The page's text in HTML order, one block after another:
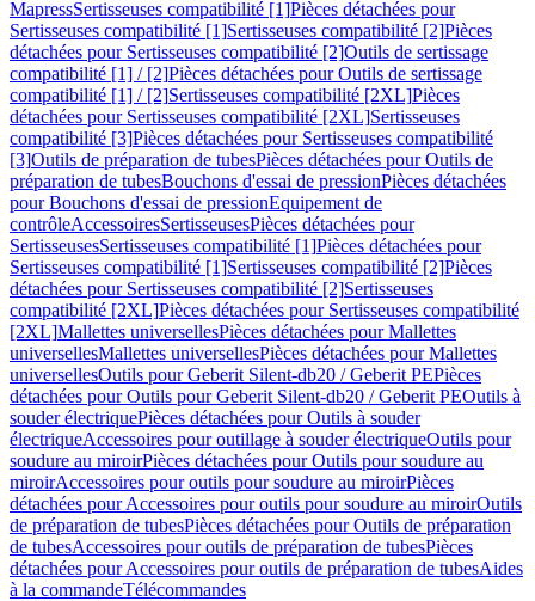
MapressSertisseuses compatibilité [1]Pièces détachées pour
Sertisseuses compatibilité [1]Sertisseuses compatibilité [2]Pièces
détachées pour Sertisseuses compatibilité [2]Outils de sertissage
compatibilité [1] / [2]Pièces détachées pour Outils de sertissage
compatibilité [1] / [2]Sertisseuses compatibilité [2XL]Pièces
détachées pour Sertisseuses compatibilité [2XL]Sertisseuses
compatibilité [3]Pièces détachées pour Sertisseuses compatibilité
[3]Outils de préparation de tubesPièces détachées pour Outils de
préparation de tubesBouchons d'essai de pressionPièces détachées
pour Bouchons d'essai de pressionEquipement de
contrôleAccessoiresSertisseusesPièces détachées pour
SertisseusesSertisseuses compatibilité [1]Pièces détachées pour
Sertisseuses compatibilité [1]Sertisseuses compatibilité [2]Pièces
détachées pour Sertisseuses compatibilité [2]Sertisseuses
compatibilité [2XL]Pièces détachées pour Sertisseuses compatibilité
[2XL]Mallettes universellesPièces détachées pour Mallettes
universellesMallettes universellesPièces détachées pour Mallettes
universellesOutils pour Geberit Silent-db20 / Geberit PEPièces
détachées pour Outils pour Geberit Silent-db20 / Geberit PEOutils à
souder électriquePièces détachées pour Outils à souder
électriqueAccessoires pour outillage à souder électriqueOutils pour
soudure au miroirPièces détachées pour Outils pour soudure au
miroirAccessoires pour outils pour soudure au miroirPièces
détachées pour Accessoires pour outils pour soudure au miroirOutils
de préparation de tubesPièces détachées pour Outils de préparation
de tubesAccessoires pour outils de préparation de tubesPièces
détachées pour Accessoires pour outils de préparation de tubesAides
à la commandeTélécommandes